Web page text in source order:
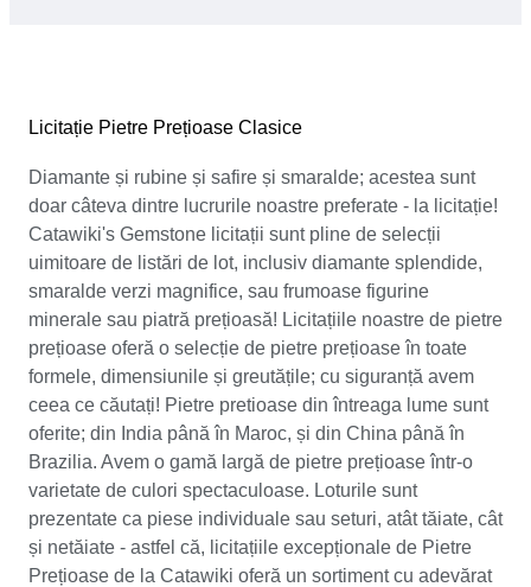
Licitație Pietre Prețioase Clasice
Diamante și rubine și safire și smaralde; acestea sunt
doar câteva dintre lucrurile noastre preferate - la licitație!
Catawiki's Gemstone licitații sunt pline de selecții
uimitoare de listări de lot, inclusiv diamante splendide,
smaralde verzi magnifice, sau frumoase figurine
minerale sau piatră prețioasă! Licitațiile noastre de pietre
prețioase oferă o selecție de pietre prețioase în toate
formele, dimensiunile și greutățile; cu siguranță avem
ceea ce căutați! Pietre pretioase din întreaga lume sunt
oferite; din India până în Maroc, și din China până în
Brazilia. Avem o gamă largă de pietre prețioase într-o
varietate de culori spectaculoase. Loturile sunt
prezentate ca piese individuale sau seturi, atât tăiate, cât
și netăiate - astfel că, licitațiile excepționale de Pietre
Prețioase de la Catawiki oferă un sortiment cu adevărat